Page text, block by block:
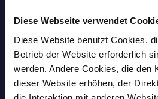
Diese Webseite verwendet
Diese Website benutzt Cookies,
Betrieb der Website erforderlich
werden. Andere Cookies, die den
dieser Website erhöhen, der
3Brutwaben, 1Futterwabe
Aufbau. Enthalten ist in
Bienenablegern eine gute
Königin. Natürlich werden
Ableger Ligusticaauf
Versand gründlich auf ihre